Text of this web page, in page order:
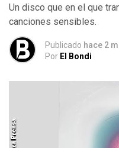
Un disco que en el que
canciones sensibles.
Publicado hace 2
Por El Bondi